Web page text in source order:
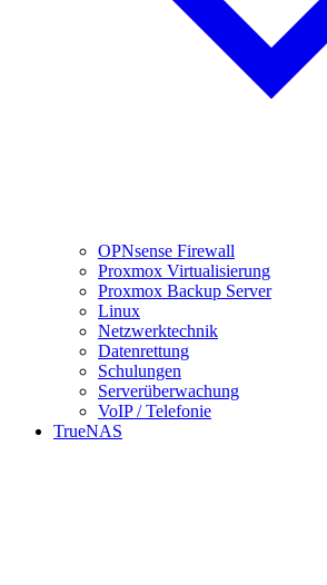
OPNsense Firewall
Proxmox Virtualisierung
Proxmox Backup Server
Linux
Netzwerktechnik
Datenrettung
Schulungen
Serverüberwachung
VoIP / Telefonie
TrueNAS